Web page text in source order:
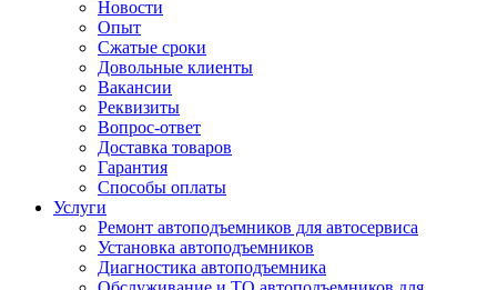
Новости
Опыт
Сжатые сроки
Довольные клиенты
Вакансии
Реквизиты
Вопрос-ответ
Доставка товаров
Гарантия
Способы оплаты
Услуги
Ремонт автоподъемников для автосервиса
Установка автоподъемников
Диагностика автоподъемника